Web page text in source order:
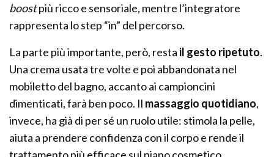
boostpiù ricco e sensoriale, mentre l’integratore
rappresenta lo step “in” del percorso.
La parte più importante, però, resta il gesto ripetuto.
Una crema usata tre volte e poi abbandonata nel
mobiletto del bagno, accanto ai campioncini
dimenticati, farà ben poco. Il massaggio quotidiano,
invece, ha già di per sé un ruolo utile: stimola la pelle,
aiuta a prendere confidenza con il corpo e rende il